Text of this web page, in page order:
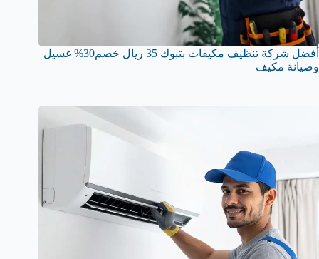
أفضل شركة تنظيف مكيفات بتبوك 35 ريال خصم30% غسيل
وصيانة مكيف